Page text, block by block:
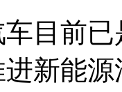
目前
新能